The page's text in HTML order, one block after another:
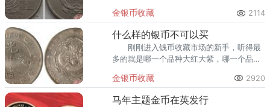
于浓重带着功力色彩，要收藏与研究相结
合。
金银币收藏 2114
什么样的银币不可以买
刚刚进入钱币收藏市场的新手，听得最
多的就是哪一个品种大红大紫，哪一个品种
个具备极大的潜在价值准备爆发等等。
金银币收藏 2920
马年主题金币在英发行